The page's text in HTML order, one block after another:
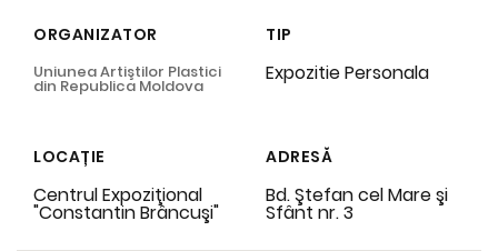
ORGANIZATOR
Uniunea Artiştilor Plastici
din Republica Moldova
TIP
Expozitie Personala
LOCAȚIE
Centrul Expoziţional
"Constantin Brâncuşi"
ADRESĂ
Bd. Ştefan cel Mare şi
Sfânt nr. 3